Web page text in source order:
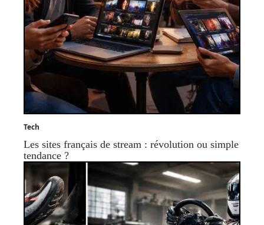
Tech
Les sites français de stream : révolution ou simple
tendance ?